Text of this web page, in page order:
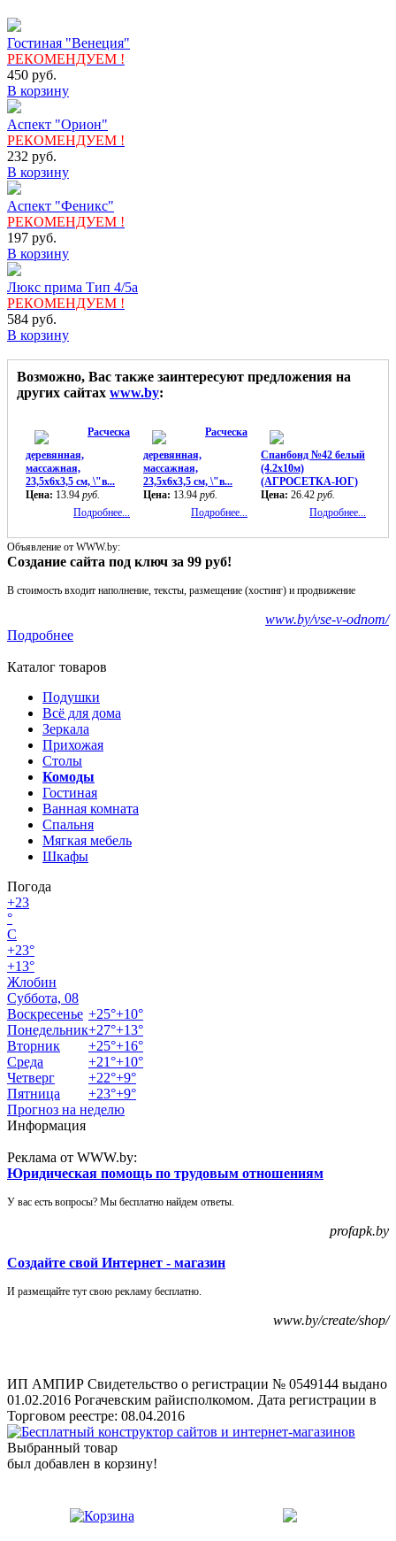
Гостиная "Венеция"
РЕКОМЕНДУЕМ !
450 руб.
В корзину
Аспект "Орион"
РЕКОМЕНДУЕМ !
232 руб.
В корзину
Аспект "Феникс"
РЕКОМЕНДУЕМ !
197 руб.
В корзину
Люкс прима Тип 4/5а
РЕКОМЕНДУЕМ !
584 руб.
В корзину
Возможно, Вас также заинтересуют предложения на
других сайтах www.by:
Расческа
деревянная,
массажная,
23,5х6х3,5 см, \"в...
Цена: 13.94 руб.
Подробнее...
Расческа
деревянная,
массажная,
23,5х6х3,5 см, \"в...
Цена: 13.94 руб.
Подробнее...
Спанбонд №42 белый
(4.2x10м)
(АГРОСЕТКА-ЮГ)
Цена: 26.42 руб.
Подробнее...
Объявление от WWW.by:
Создание сайта под ключ за 99 руб!
В стоимость входит наполнение, тексты, размещение (хостинг) и продвижение
www.by/vse-v-odnom/
Подробнее
Каталог товаров
Подушки
Всё для дома
Зеркала
Прихожая
Столы
Комоды
Гостиная
Ванная комната
Спальня
Мягкая мебель
Шкафы
Погода
+23
°
C
+23°
+13°
Жлобин
Суббота, 08
Воскресенье +25°+10°
Понедельник+27°+13°
Вторник
+25°+16°
Среда
+21°+10°
Четверг
+22°+9°
Пятница
+23°+9°
Прогноз на неделю
Информация
Реклама от WWW.by:
Юридическая помощь по трудовым отношениям
У вас есть вопросы? Мы бесплатно найдем ответы.
profapk.by
Создайте свой Интернет - магазин
И размещайте тут свою рекламу бесплатно.
www.by/create/shop/
ИП АМПИР Свидетельство о регистрации № 0549144 выдано
01.02.2016 Рогачевским райисполкомом. Дата регистрации в
Торговом реестре: 08.04.2016
Выбранный товар
был добавлен в корзину!